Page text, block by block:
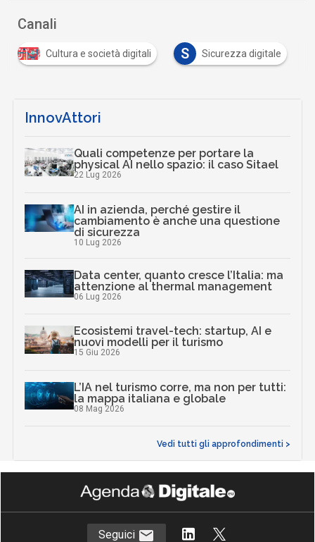
Canali
Cultura e società digitali S Sicurezza digitale
InnovAttori
Quali competenze per portare la
physical AI nello spazio: il caso Sitael
22 Lug 2026
AI in azienda, perché gestire il
cambiamento è anche una questione
di sicurezza
10 Lug 2026
Data center, quanto cresce l’Italia: ma
attenzione al thermal management
06 Lug 2026
Ecosistemi travel-tech: startup, AI e
nuovi modelli per il turismo
15 Giu 2026
L’IA nel turismo corre, ma non per tutti:
la mappa italiana e globale
08 Mag 2026
Vedi tutti gli approfondimenti >
Seguici